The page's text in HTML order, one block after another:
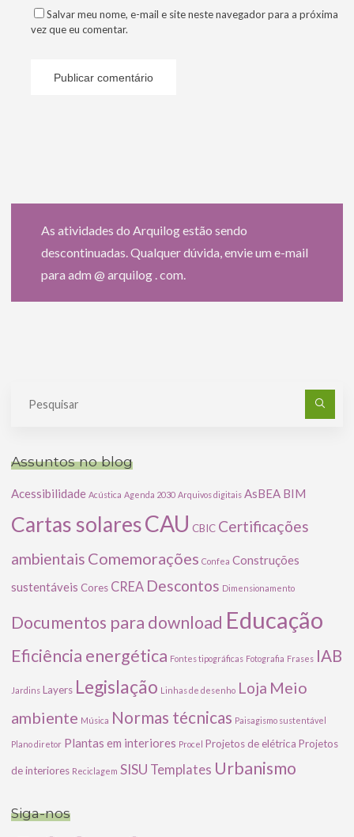
Salvar meu nome, e-mail e site neste navegador para a próxima
vez que eu comentar.
As atividades do Arquilog estão sendo
descontinuadas. Qualquer dúvida, envie um e-mail
para adm @ arquilog . com.
Assuntos no blog
Acessibilidade Acústica Agenda 2030 Arquivos digitais AsBEA BIM
Cartas solaresCAU CBIC Certificações
ambientais Comemorações Confea Construções
sustentáveis Cores CREA Descontos Dimensionamento
Documentos para download Educação
Eficiência energética Fontes tipográficas Fotografia Frases IAB
Jardins Layers Legislação Linhas de desenho Loja Meio
ambiente Música Normas técnicas Paisagismo sustentável
Plano diretor Plantas em interiores Procel Projetos de elétrica Projetos
de interiores Reciclagem SISU Templates Urbanismo
Siga-nos